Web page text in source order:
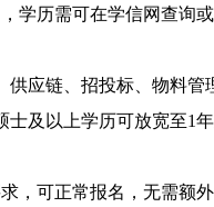
学历需可在学信网查询
供应链、招投标、物料管
及以上学历可放宽至1
，可正常报名，无需额